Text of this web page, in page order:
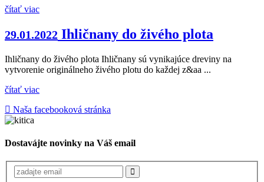
čítať viac
29.01.2022 Ihličnany do živého plota
Ihličnany do živého plota Ihličnany sú vynikajúce dreviny na
vytvorenie originálneho živého plotu do každej z&aa ...
čítať viac
Naša facebooková stránka
Dostavájte novinky na Váš email